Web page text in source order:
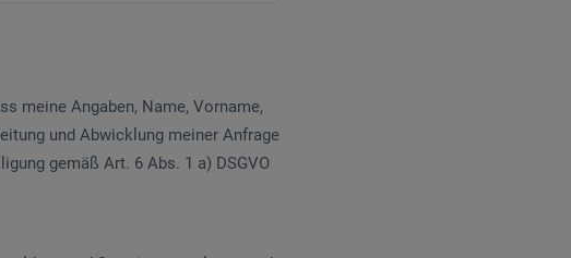
meine Angaben, Name, Vorname,
und Abwicklung meiner Anfrage
gemäß Art. 6 Abs. 1 a) DSGVO